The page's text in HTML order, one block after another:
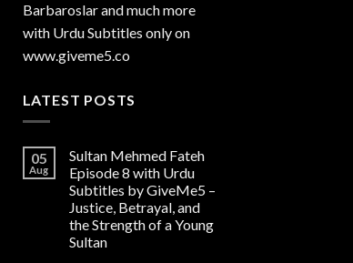
Barbaroslar and much more
with Urdu Subtitles only on
www.giveme5.co
LATEST POSTS
05
Aug
Sultan Mehmed Fateh
Episode 8 with Urdu
Subtitles by GiveMe5 –
Justice, Betrayal, and
the Strength of a Young
Sultan